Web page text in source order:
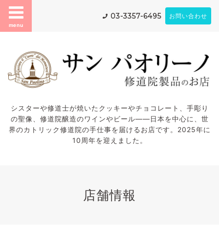
menu
03-3357-6495 お問い合わせ
シスターや修道士が焼いたクッキーやチョコレート、手彫り
の聖像、修道院醸造のワインやビール——日本を中心に、世
界のカトリック修道院の手仕事を届けるお店です。2025年に
10周年を迎えました。
店舗情報